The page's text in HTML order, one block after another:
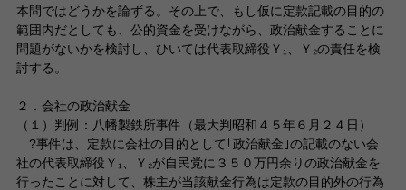
本問ではどうかを論ずる。その上で、もし仮に定款記載の目的の
範囲内だとしても、公的資金を受けながら、政治献金することに
問題がないかを検討し、ひいては代表取締役Ｙ₁、Ｙ₂の責任を検
討する。
２．会社の政治献金
（１）判例：八幡製鉄所事件（最大判昭和４５年６月２４日）
?事件は、定款に会社の目的として｢政治献金｣の記載のない会
社の代表取締役Ｙ₁、Ｙ₂が自民党に３５０万円余りの政治献金を
行ったことに対して、株主が当該献金行為は定款の目的外の行為